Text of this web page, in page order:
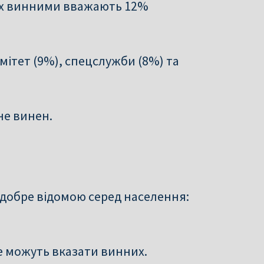
винними вважають 12%
(9%), спецслужби (8%) та
винен.
відомою серед населення:
вказати винних.